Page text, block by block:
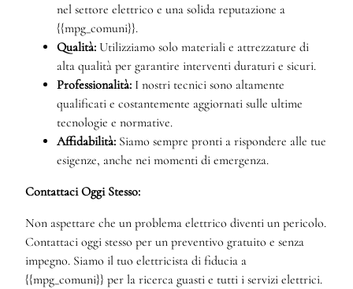
nel settore elettrico e una solida reputazione a
{{mpg_comuni}}.
Qualità: Utilizziamo solo materiali e attrezzature di
alta qualità per garantire interventi duraturi e sicuri.
Professionalità: I nostri tecnici sono altamente
qualificati e costantemente aggiornati sulle ultime
tecnologie e normative.
Affidabilità: Siamo sempre pronti a rispondere alle tue
esigenze, anche nei momenti di emergenza.
Contattaci Oggi Stesso:
Non aspettare che un problema elettrico diventi un pericolo.
Contattaci oggi stesso per un preventivo gratuito e senza
impegno. Siamo il tuo elettricista di fiducia a
{{mpg_comuni}} per la ricerca guasti e tutti i servizi elettrici.